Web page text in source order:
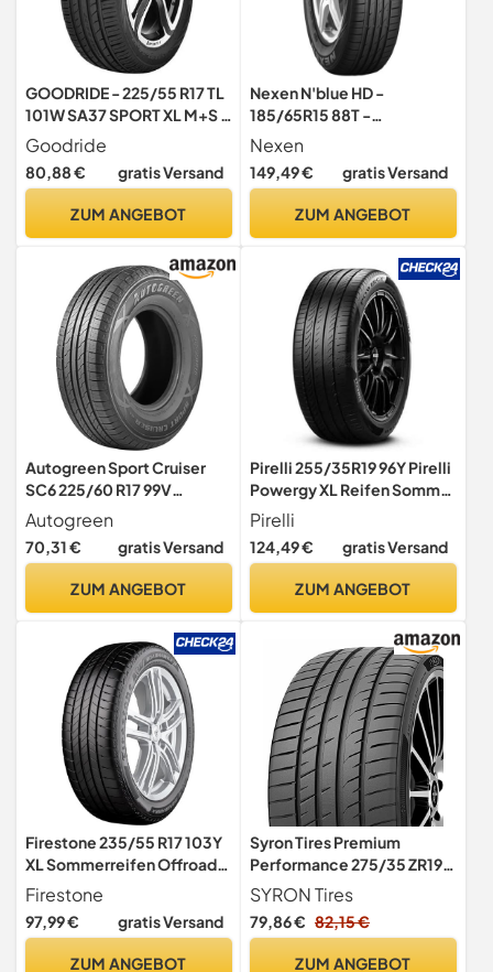
GOODRIDE - 225/55 R17 TL
101W SA37 SPORT XL M+S -
Sommerreifen
Goodride
80,88 € gratis Versand
ZUM ANGEBOT
Nexen N'blue HD -
185/65R15 88T -
Sommerreifen
Nexen
149,49 € gratis Versand
ZUM ANGEBOT
Autogreen Sport Cruiser
SC6 225/60 R17 99V
Sommerreifen GTAM
T248801 ohne Felge
Autogreen
70,31 € gratis Versand
ZUM ANGEBOT
Pirelli 255/35R19 96Y Pirelli
Powergy XL Reifen Sommer
PKW
Pirelli
124,49 € gratis Versand
ZUM ANGEBOT
Firestone 235/55 R17 103Y
XL Sommerreifen Offroad
Reifen
Firestone
97,99 € gratis Versand
ZUM ANGEBOT
Syron Tires Premium
Performance 275/35 ZR19
100Y XL - Sommerreifen
(PKW) DOT2019
SYRON Tires
79,86 € 82,15 €
ZUM ANGEBOT